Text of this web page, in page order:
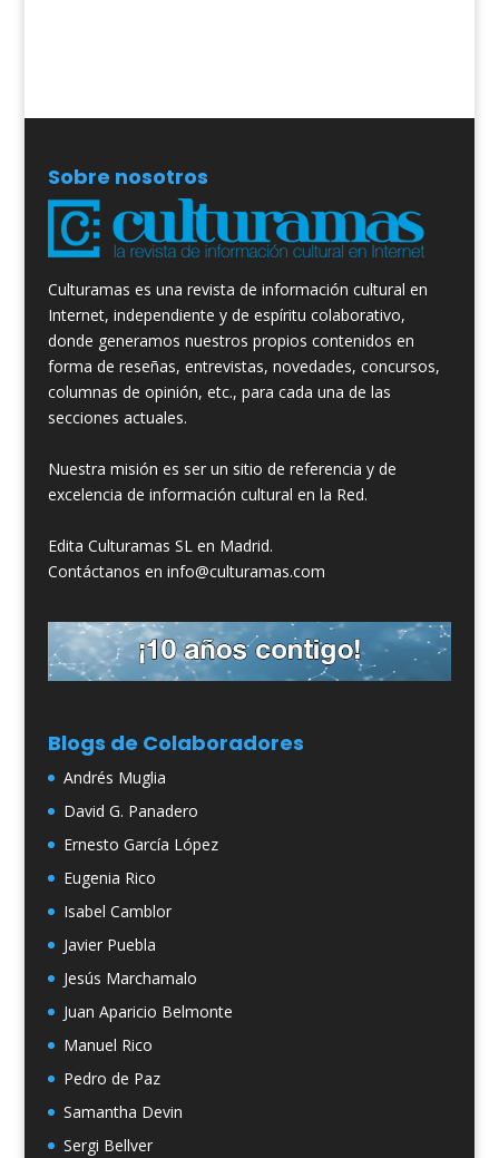
Sobre nosotros
Culturamas es una revista de información cultural en
Internet, independiente y de espíritu colaborativo,
donde generamos nuestros propios contenidos en
forma de reseñas, entrevistas, novedades, concursos,
columnas de opinión, etc., para cada una de las
secciones actuales.
Nuestra misión es ser un sitio de referencia y de
excelencia de información cultural en la Red.
Edita Culturamas SL en Madrid.
Contáctanos en info@culturamas.com
Blogs de Colaboradores
Andrés Muglia
David G. Panadero
Ernesto García López
Eugenia Rico
Isabel Camblor
Javier Puebla
Jesús Marchamalo
Juan Aparicio Belmonte
Manuel Rico
Pedro de Paz
Samantha Devin
Sergi Bellver